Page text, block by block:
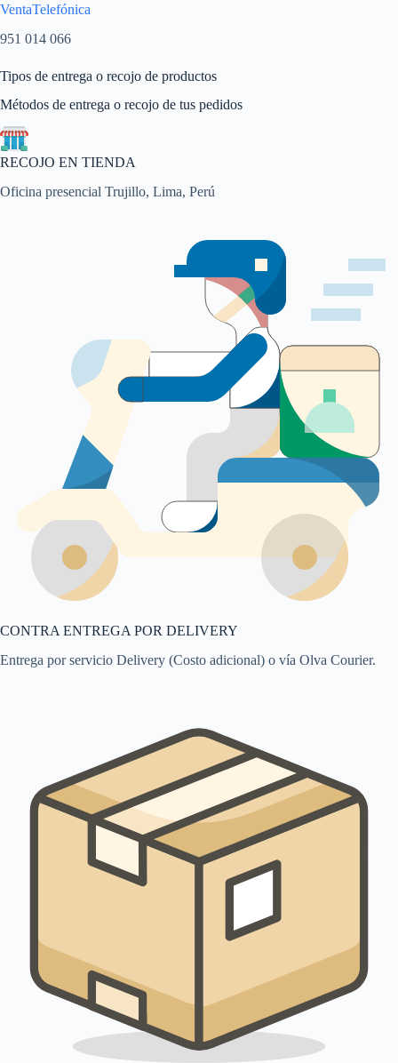
VentaTelefónica
951 014 066
Tipos de entrega o recojo de productos
Métodos de entrega o recojo de tus pedidos
RECOJO EN TIENDA
Oficina presencial Trujillo, Lima, Perú
CONTRA ENTREGA POR DELIVERY
Entrega por servicio Delivery (Costo adicional) o vía Olva Courier.